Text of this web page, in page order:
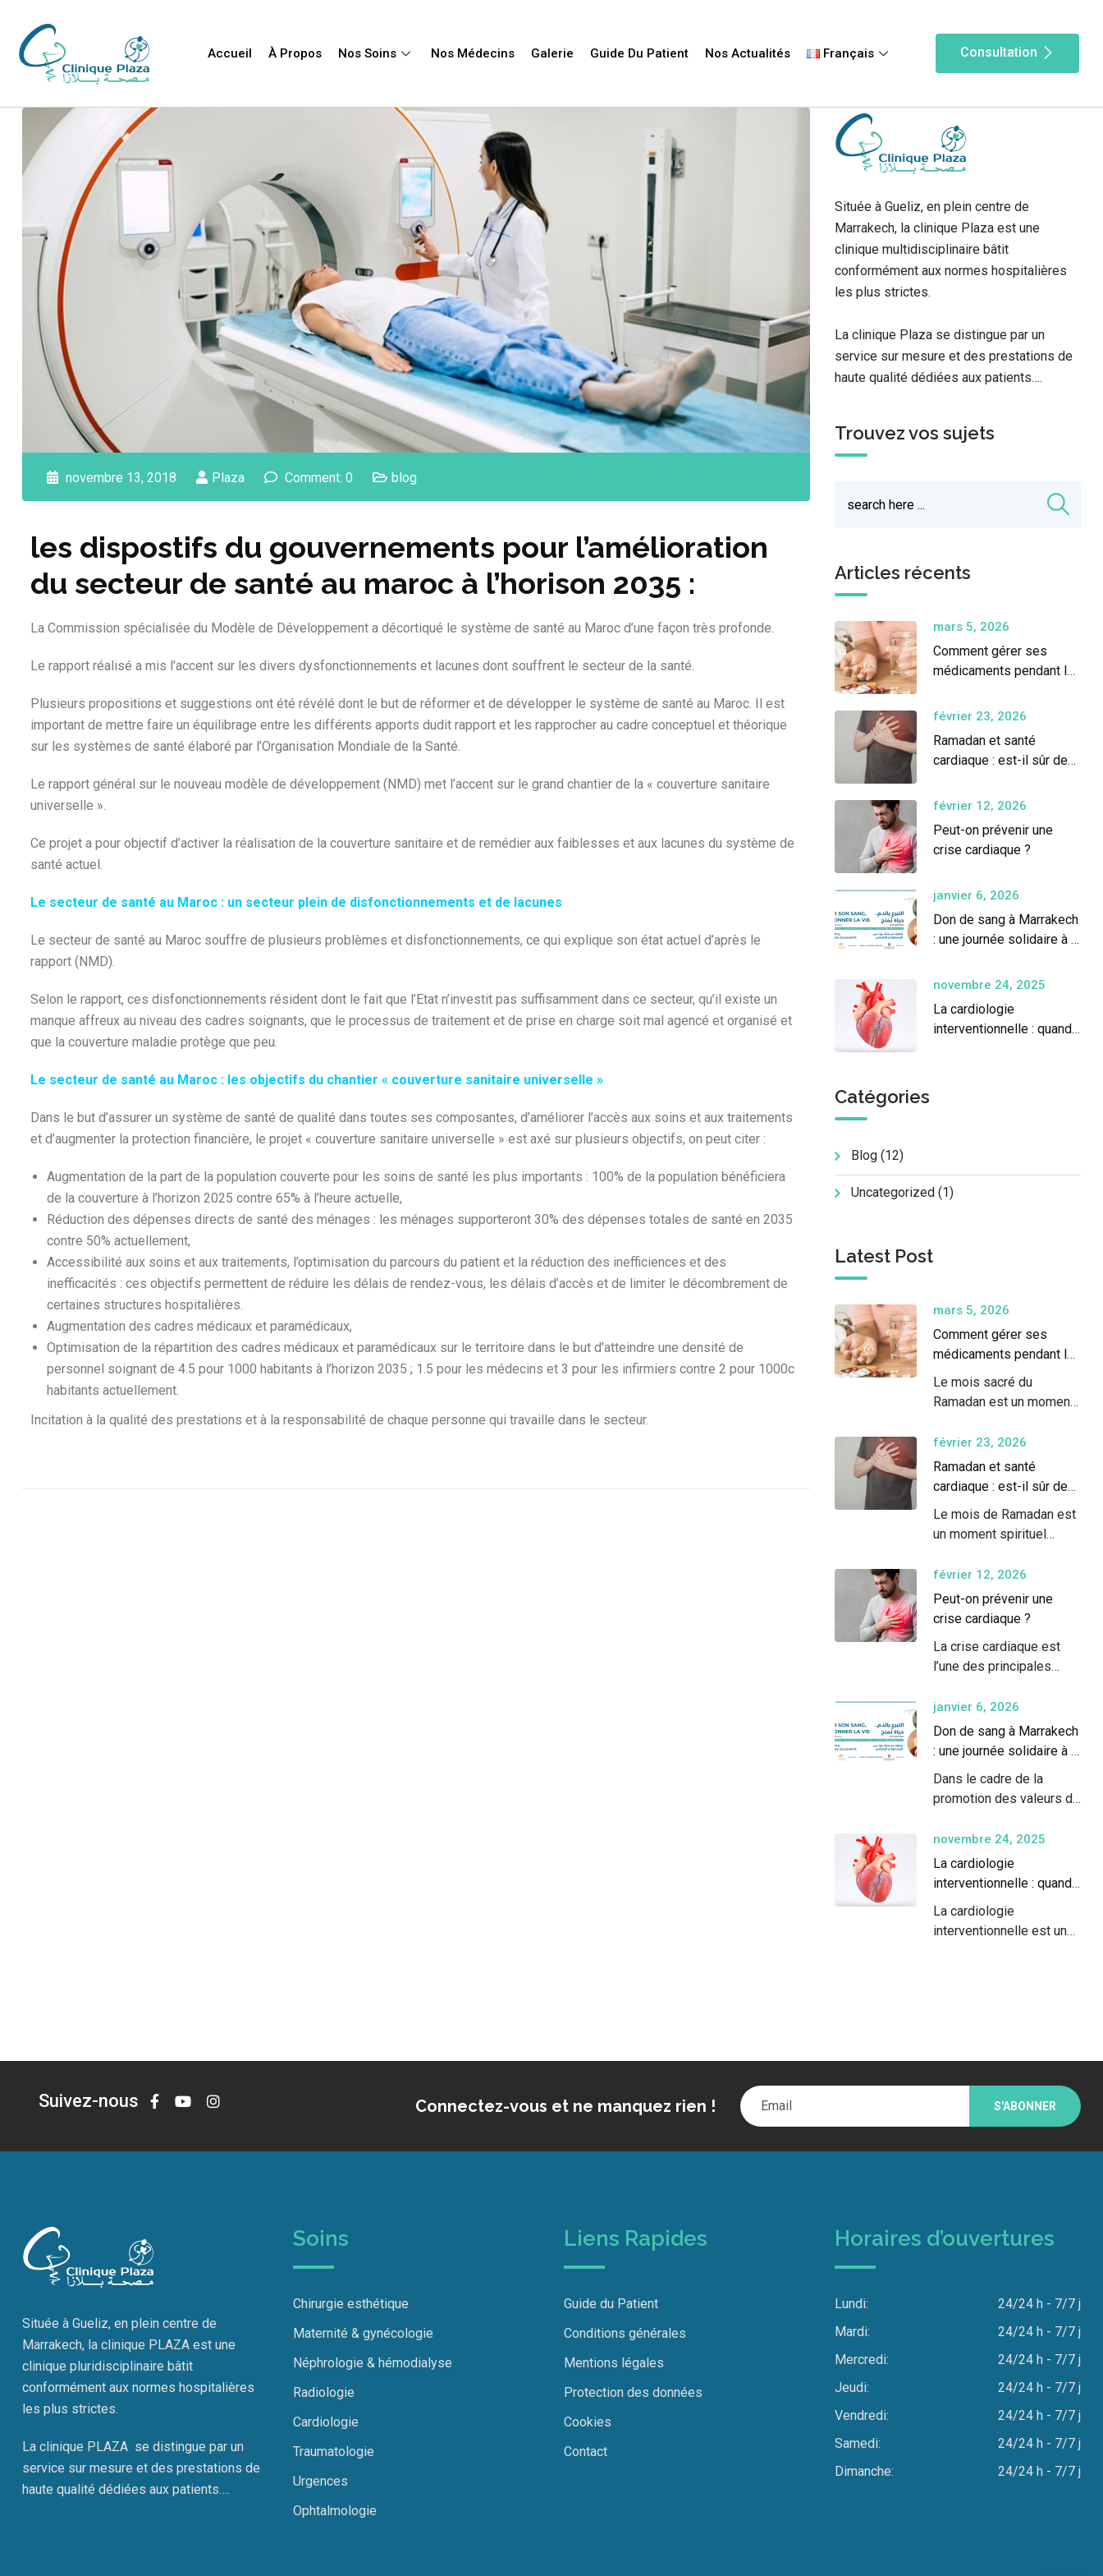
Accueil À Propos Nos Soins Nos Médecins Galerie Guide Du Patient Nos Actualités Français Consultation
novembre 13, 2018 Plaza Comment: 0 blog
les dispostifs du gouvernements pour l’amélioration
du secteur de santé au maroc à l’horison 2035 :
La Commission spécialisée du Modèle de Développement a décortiqué le système de santé au Maroc d’une façon très profonde.
Le rapport réalisé a mis l’accent sur les divers dysfonctionnements et lacunes dont souffrent le secteur de la santé.
Plusieurs propositions et suggestions ont été révélé dont le but de réformer et de développer le système de santé au Maroc. Il est
important de mettre faire un équilibrage entre les différents apports dudit rapport et les rapprocher au cadre conceptuel et théorique
sur les systèmes de santé élaboré par l’Organisation Mondiale de la Santé.
Le rapport général sur le nouveau modèle de développement (NMD) met l’accent sur le grand chantier de la « couverture sanitaire
universelle ».
Ce projet a pour objectif d’activer la réalisation de la couverture sanitaire et de remédier aux faiblesses et aux lacunes du système de
santé actuel.
Le secteur de santé au Maroc : un secteur plein de disfonctionnements et de lacunes
Le secteur de santé au Maroc souffre de plusieurs problèmes et disfonctionnements, ce qui explique son état actuel d’après le
rapport (NMD).
Selon le rapport, ces disfonctionnements résident dont le fait que l’Etat n’investit pas suffisamment dans ce secteur, qu’il existe un
manque affreux au niveau des cadres soignants, que le processus de traitement et de prise en charge soit mal agencé et organisé et
que la couverture maladie protège que peu.
Le secteur de santé au Maroc : les objectifs du chantier « couverture sanitaire universelle »
Dans le but d’assurer un système de santé de qualité dans toutes ses composantes, d’améliorer l’accès aux soins et aux traitements
et d’augmenter la protection financière, le projet « couverture sanitaire universelle » est axé sur plusieurs objectifs, on peut citer :
Augmentation de la part de la population couverte pour les soins de santé les plus importants : 100% de la population bénéficiera
de la couverture à l’horizon 2025 contre 65% à l’heure actuelle,
Réduction des dépenses directs de santé des ménages : les ménages supporteront 30% des dépenses totales de santé en 2035
contre 50% actuellement,
Accessibilité aux soins et aux traitements, l’optimisation du parcours du patient et la réduction des inefficiences et des
inefficacités : ces objectifs permettent de réduire les délais de rendez-vous, les délais d’accès et de limiter le décombrement de
certaines structures hospitalières.
Augmentation des cadres médicaux et paramédicaux,
Optimisation de la répartition des cadres médicaux et paramédicaux sur le territoire dans le but d’atteindre une densité de
personnel soignant de 4.5 pour 1000 habitants à l’horizon 2035 ; 1.5 pour les médecins et 3 pour les infirmiers contre 2 pour 1000c
habitants actuellement.
Incitation à la qualité des prestations et à la responsabilité de chaque personne qui travaille dans le secteur.
Située à Gueliz, en plein centre de
Marrakech, la clinique Plaza est une
clinique multidisciplinaire bâtit
conformément aux normes hospitalières
les plus strictes.
La clinique Plaza se distingue par un
service sur mesure et des prestations de
haute qualité dédiées aux patients….
Trouvez vos sujets
Articles récents
mars 5, 2026
Comment gérer ses
médicaments pendant le
février 23, 2026
Ramadan et santé
cardiaque : est-il sûr de
février 12, 2026
Peut-on prévenir une
crise cardiaque ?
janvier 6, 2026
Don de sang à Marrakech
: une journée solidaire à la
novembre 24, 2025
La cardiologie
interventionnelle : quand
Catégories
Blog (12)
Uncategorized (1)
Latest Post
mars 5, 2026
Comment gérer ses
médicaments pendant le
Ramadan ?
Le mois sacré du
Ramadan est un moment
février 23, 2026
Ramadan et santé
cardiaque : est-il sûr de
jeûner ?
Le mois de Ramadan est
un moment spirituel
février 12, 2026
Peut-on prévenir une
crise cardiaque ?
La crise cardiaque est
l’une des principales
janvier 6, 2026
Don de sang à Marrakech
: une journée solidaire à la
Clinique Plaza
Dans le cadre de la
promotion des valeurs de
novembre 24, 2025
La cardiologie
interventionnelle : quand
le cœur se soigne sans
chirurgie ouverte
La cardiologie
interventionnelle est une
Suivez-nous Connectez-vous et ne manquez rien !
Située à Gueliz, en plein centre de
Marrakech, la clinique PLAZA est une
clinique pluridisciplinaire bâtit
conformément aux normes hospitalières
les plus strictes.
La clinique PLAZA se distingue par un
service sur mesure et des prestations de
haute qualité dédiées aux patients….
Soins
Chirurgie esthétique
Maternité & gynécologie
Néphrologie & hémodialyse
Radiologie
Cardiologie
Traumatologie
Urgences
Ophtalmologie
Liens Rapides
Guide du Patient
Conditions générales
Mentions légales
Protection des données
Cookies
Contact
Horaires d’ouvertures
Lundi:
24/24 h - 7/7 j
Mardi:
24/24 h - 7/7 j
Mercredi:
24/24 h - 7/7 j
Jeudi:
24/24 h - 7/7 j
Vendredi:
24/24 h - 7/7 j
Samedi:
24/24 h - 7/7 j
Dimanche:
24/24 h - 7/7 j